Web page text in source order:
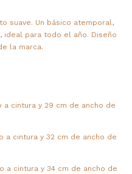
suave. Un básico atemporal,
ideal para todo el año. Diseño
la marca.
a cintura y 29 cm de ancho de
a cintura y 32 cm de ancho de
a cintura y 34 cm de ancho de